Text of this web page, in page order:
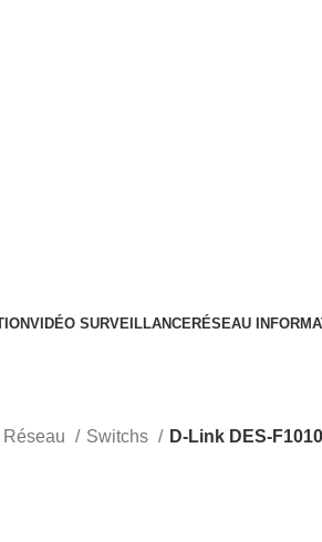
VIDÉO SURVEILLANCERÉSEAU
Réseau Switchs D-Link DES-